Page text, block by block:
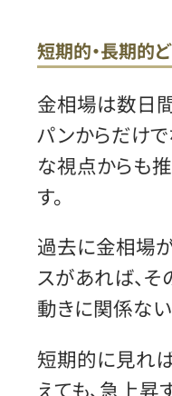
短期的・長期的
金相場は数日
パンからだけ
な視点からも
す。
過去に金相場
スがあれば、
動きに関係ない
短期的に見れ
えても、急上